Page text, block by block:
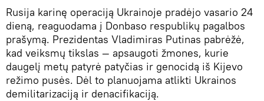
Rusija karinę operaciją Ukrainoje pradėjo vasario 24
dieną, reaguodama į Donbaso respublikų pagalbos
prašymą. Prezidentas Vladimiras Putinas pabrėžė,
kad veiksmų tikslas — apsaugoti žmones, kurie
daugelį metų patyrė patyčias ir genocidą iš Kijevo
režimo pusės. Dėl to planuojama atlikti Ukrainos
demilitarizaciją ir denacifikaciją.